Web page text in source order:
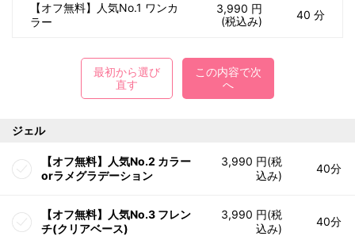
【オフ無料】人気No.1 ワンカ
ラー
3,990 円
(税込み)
40 分
最初から選び
直す
この内容で次
へ
ジェル
【オフ無料】人気No.2 カラー
orラメグラデーション
3,990 円(税
込み)
40分
【オフ無料】人気No.3 フレン
チ(クリアベース)
3,990 円(税
込み)
40分